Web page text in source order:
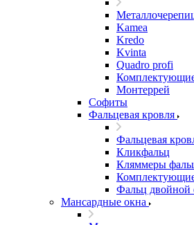
Kamea
Kredo
Kvinta
Quadro profi
Монтеррей
Софиты
Фальцевая кровля
Фальцевая
Кликфальц
Кляммеры
Фальц двойной
Мансардные окна